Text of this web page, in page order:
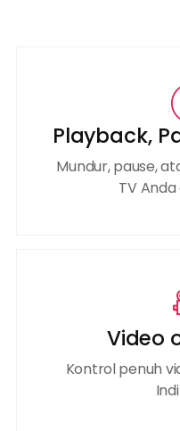
Playback,
Mundur, pause,
TV
Video
Kontrol penuh